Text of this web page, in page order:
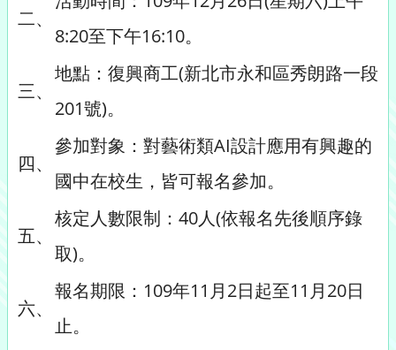
二、
8:20至下午16:10。
三、
地點：復興商工(新北市永和區秀朗路一段
201號)。
四、
參加對象：對藝術類AI設計應用有興趣的
國中在校生，皆可報名參加。
五、
核定人數限制：40人(依報名先後順序錄
取)。
六、
報名期限：109年11月2日起至11月20日
止。